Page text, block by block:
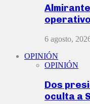
6 agosto,
OPINIÓN
OPINIÓN
Dos
oculta a